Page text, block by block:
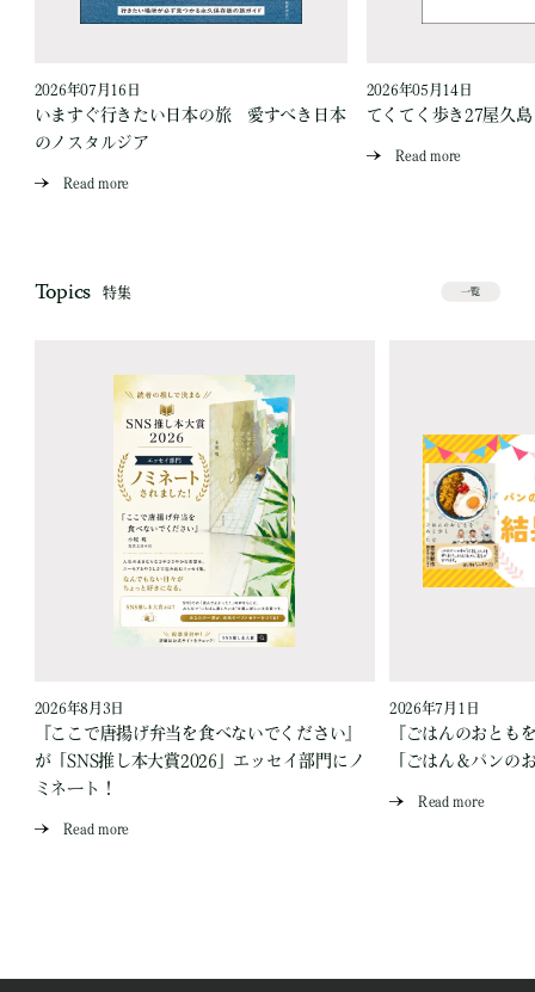
2026年07月16日
いますぐ行きたい日本の旅 愛すべき日本
のノスタルジア
Read more
2026年05月14日
てくてく歩き27屋久
Read more
Topics 特集 一覧
2026年8月3日
『ここで唐揚げ弁当を食べないでください』
が「SNS推し本大賞2026」エッセイ部門にノ
ミネート！
Read more
2026年7月1日
『ごはんのおとも
「ごはん＆パンの
Read more